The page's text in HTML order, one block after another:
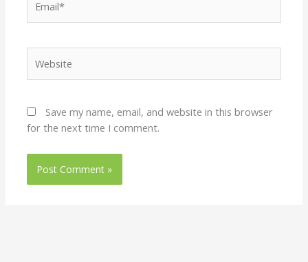
Save my name, email, and website in this browser
for the next time I comment.